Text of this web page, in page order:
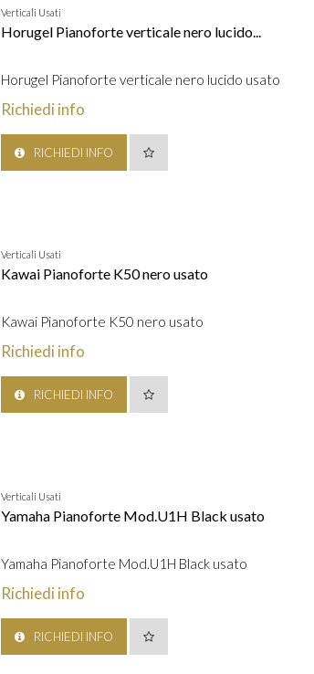
Verticali Usati
Horugel Pianoforte verticale nero lucido...
Horugel Pianoforte verticale nero lucido usato
Richiedi info
RICHIEDI INFO
Verticali Usati
Kawai Pianoforte K50 nero usato
Kawai Pianoforte K50 nero usato
Richiedi info
RICHIEDI INFO
Verticali Usati
Yamaha Pianoforte Mod.U1H Black usato
Yamaha Pianoforte Mod.U1H Black usato
Richiedi info
RICHIEDI INFO